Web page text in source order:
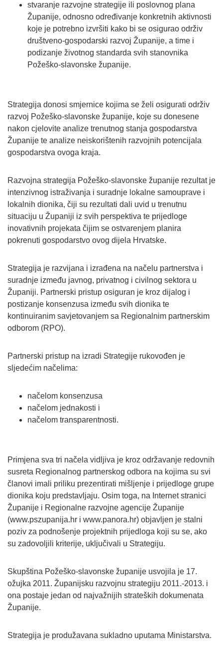
stvaranje razvojne strategije ili poslovnog plana
Županije, odnosno određivanje konkretnih aktivnosti
koje je potrebno izvršiti kako bi se osigurao održiv
društveno-gospodarski razvoj Županije, a time i
podizanje životnog standarda svih stanovnika
Požeško-slavonske županije.
Strategija donosi smjernice kojima se želi osigurati održiv
razvoj Požeško-slavonske županije, koje su donesene
nakon cjelovite analize trenutnog stanja gospodarstva
Županije te analize neiskorištenih razvojnih potencijala
gospodarstva ovoga kraja.
Razvojna strategija Požeško-slavonske županije rezultat je
intenzivnog istraživanja i suradnje lokalne samouprave i
lokalnih dionika, čiji su rezultati dali uvid u trenutnu
situaciju u Županiji iz svih perspektiva te prijedloge
inovativnih projekata čijim se ostvarenjem planira
pokrenuti gospodarstvo ovog dijela Hrvatske.
Strategija je razvijana i izrađena na načelu partnerstva i
suradnje između javnog, privatnog i civilnog sektora u
Županiji. Partnerski pristup osiguran je kroz dijalog i
postizanje konsenzusa između svih dionika te
kontinuiranim savjetovanjem sa Regionalnim partnerskim
odborom (RPO).
Partnerski pristup na izradi Strategije rukovođen je
sljedećim načelima:
načelom konsenzusa
načelom jednakosti i
načelom transparentnosti.
Primjena sva tri načela vidljiva je kroz održavanje redovnih
susreta Regionalnog partnerskog odbora na kojima su svi
članovi imali priliku prezentirati mišljenje i prijedloge grupe
dionika koju predstavljaju. Osim toga, na Internet stranici
Županije i Regionalne razvojne agencije Županije
(www.pszupanija.hr i www.panora.hr) objavljen je stalni
poziv za podnošenje projektnih prijedloga koji su se, ako
su zadovoljili kriterije, uključivali u Strategiju.
Skupština Požeško-slavonske županije usvojila je 17.
ožujka 2011. Županijsku razvojnu strategiju 2011.-2013. i
ona postaje jedan od najvažnijih strateških dokumenata
Županije.
Strategija je produžavana sukladno uputama Ministarstva.